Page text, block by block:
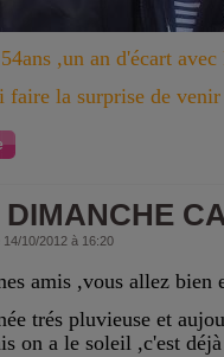
,un an d'écart
faire la surprise de
DIMANCHE
14/10/2012 à 16:20
amis ,vous allez bien
trés pluvieuse et
on a le soleil ,c'est